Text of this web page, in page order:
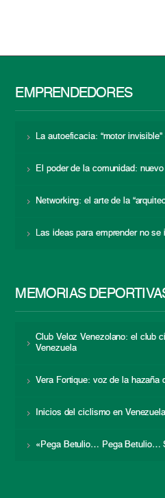
EMPRENDEDORES
La autoeficacia: “motor
El poder de la comunidad:
Networking: el arte de la
Las ideas para emprender no
MEMORIAS
Club Veloz Venezolano: el club
Venezuela
Vera Fortique: voz de la hazaña
Inicios del ciclismo en Venezuela
«Pega Betulio… Pega Betulio…